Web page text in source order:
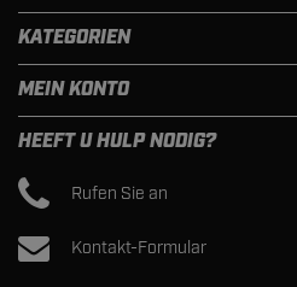
KATEGORIEN
MEIN KONTO
HEEFT U HULP NODIG?
Rufen Sie an
Kontakt-Formular